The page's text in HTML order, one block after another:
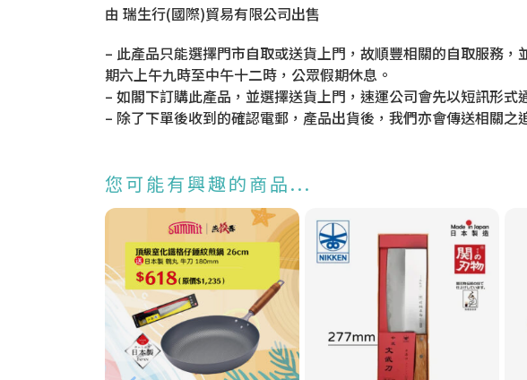
由 瑞生行(國際)貿易有限公司出售
– 此產品只能選擇門市自取或送貨上門，故順豐相關的自取服務
期六上午九時至中午十二時，公眾假期休息。
– 如閣下訂購此產品，並選擇送貨上門，速運公司會先以短訊形
– 除了下單後收到的確認電郵，產品出貨後，我們亦會傳送相關之
您可能有興趣的商品...